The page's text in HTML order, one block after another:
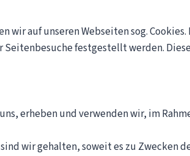
auf unseren Webseiten sog.
Seitenbesuche festgestellt werden.
erheben und verwenden wir, im
wir gehalten, soweit es zu Zwecken